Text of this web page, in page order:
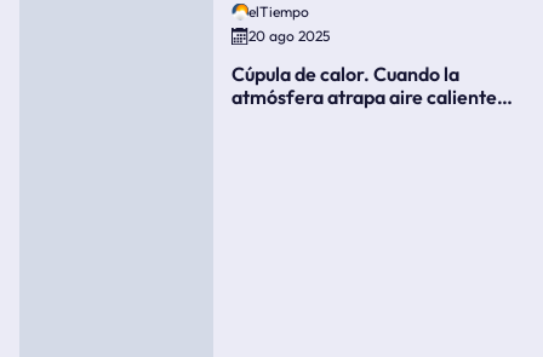
elTiempo
20 ago 2025
Cúpula de calor. Cuando la
atmósfera atrapa aire caliente